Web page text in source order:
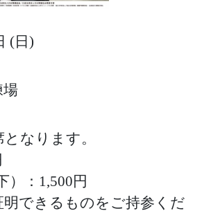
(日)
場
なります。
）：1,500円
できるものをご持参くだ